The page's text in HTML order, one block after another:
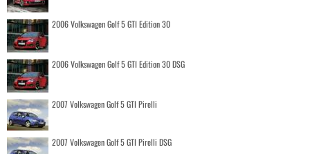
2006 Volkswagen Golf 5 GTI Edition 30
2006 Volkswagen Golf 5 GTI Edition 30 DSG
2007 Volkswagen Golf 5 GTI Pirelli
2007 Volkswagen Golf 5 GTI Pirelli DSG